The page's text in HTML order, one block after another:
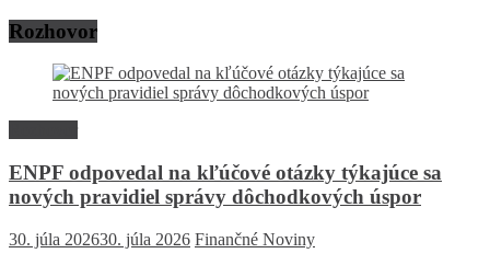
Rozhovor
ENPF odpovedal na kľúčové otázky týkajúce sa
nových pravidiel správy dôchodkových úspor
30. júla 202630. júla 2026 Finančné Noviny